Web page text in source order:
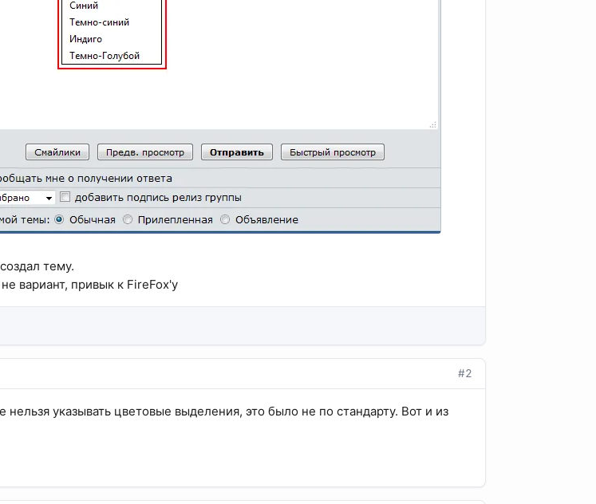
тему.
вариант, привык к FireFox'у
#2
нельзя указывать цветовые выделения, это было не по стандарту. Вот и из